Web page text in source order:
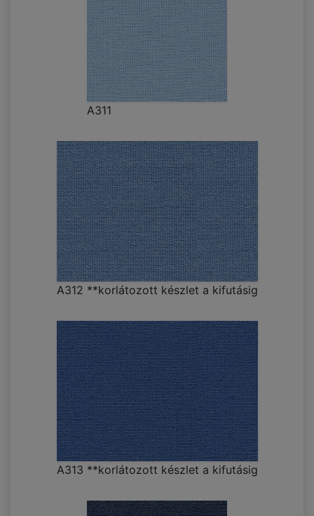
A311
A312 **korlátozott készlet a kifutásig
A313 **korlátozott készlet a kifutásig